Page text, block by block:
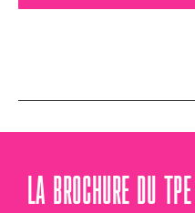
LA BROCHURE DU TPE